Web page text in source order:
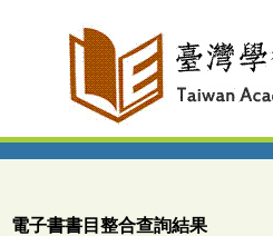
電子書書目整合查詢結果